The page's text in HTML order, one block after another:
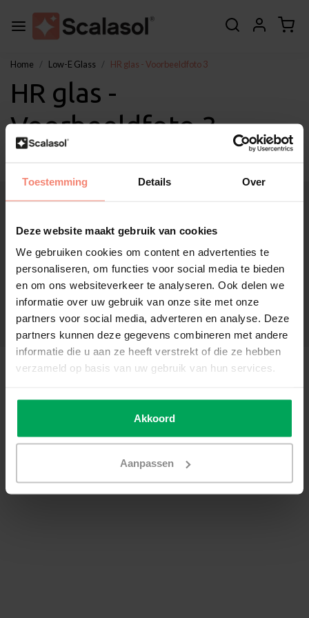
Toestemming Details Over
Deze website maakt gebruik van cookies
We gebruiken cookies om content en advertenties te
personaliseren, om functies voor social media te bieden
en om ons websiteverkeer te analyseren. Ook delen we
informatie over uw gebruik van onze site met onze
partners voor social media, adverteren en analyse. Deze
partners kunnen deze gegevens combineren met andere
informatie die u aan ze heeft verstrekt of die ze hebben
verzameld op basis van uw gebruik van hun services.
Akkoord
Aanpassen
Home Low-E Glass HR glas - Voorbeeldfoto 3
HR glas -
Voorbeeldfoto 3
About Scalasol®
Service
Other
Customer Support
My account
Categories
Contact details